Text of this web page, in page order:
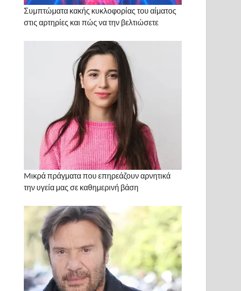
Συμπτώματα κακής κυκλοφορίας του αίματος
στις αρτηρίες και πώς να την βελτιώσετε
Mικρά πράγματα που επηρεάζουν αρνητικά
την υγεία μας σε καθημερινή βάση